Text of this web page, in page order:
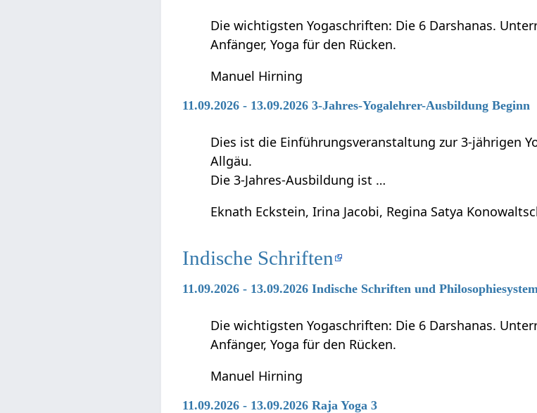
Die wichtigsten Yogaschriften: Die 6 Darshanas.
Anfänger, Yoga für den Rücken.
Manuel Hirning
11.09.2026 - 13.09.2026 3-Jahres-Yogalehrer-Ausbildung Beginn
Dies ist die Einführungsveranstaltung zur 3-jährigen
Allgäu.
Die 3-Jahres-Ausbildung ist …
Eknath Eckstein, Irina Jacobi, Regina Satya
Indische Schriften
11.09.2026 - 13.09.2026 Indische Schriften und
Die wichtigsten Yogaschriften: Die 6 Darshanas.
Anfänger, Yoga für den Rücken.
Manuel Hirning
11.09.2026 - 13.09.2026 Raja Yoga 3